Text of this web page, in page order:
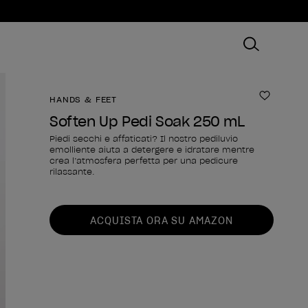
HANDS & FEET
Soften Up Pedi Soak 250 mL
Piedi secchi e affaticati? Il nostro pediluvio
emolliente aiuta a detergere e idratare mentre
crea l’atmosfera perfetta per una pedicure
rilassante.
Forma del prodotto
ACQUISTA ORA SU AMAZON